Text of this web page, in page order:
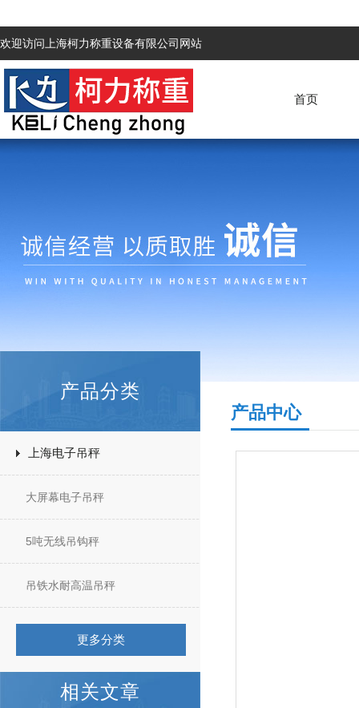
欢迎访问上海柯力称重设备有限公司网站
首页
产品分类
上海电子吊秤
大屏幕电子吊秤
5吨无线吊钩秤
吊铁水耐高温吊秤
更多分类
相关文章
产品中心